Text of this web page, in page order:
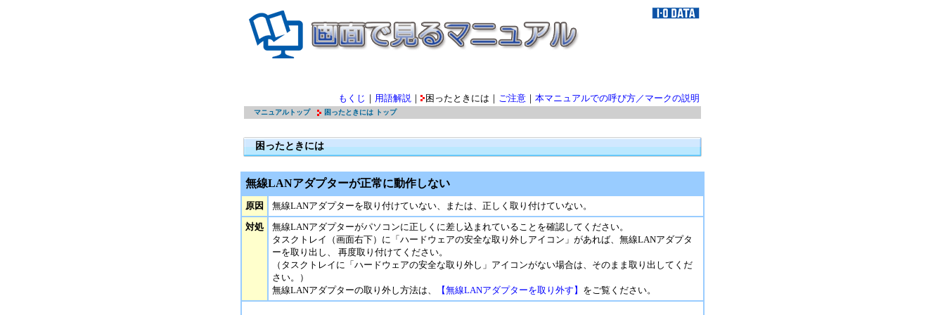
もくじ ｜ 用語解説 ｜ 困ったときには｜ ご注意 ｜ 本マニュアルでの呼び方／マークの説明
マニュアルトップ 困ったときには トップ
困ったときには
無線LANアダプターが正常に動作しない
原因
無線LANアダプターを取り付けていない、または、正しく取り付けていない。
対処
無線LANアダプターがパソコンに正しくに差し込まれていることを確認してください。
タスクトレイ（画面右下）に「ハードウェアの安全な取り外しアイコン」があれば、無線LANアダプタ
ーを取り出し、 再度取り付けてください。
（タスクトレイに「ハードウェアの安全な取り外し」アイコンがない場合は、そのまま取り出してくだ
さい。）
無線LANアダプターの取り外し方法は、
【無線LANアダプターを取り外す】 をご覧ください。